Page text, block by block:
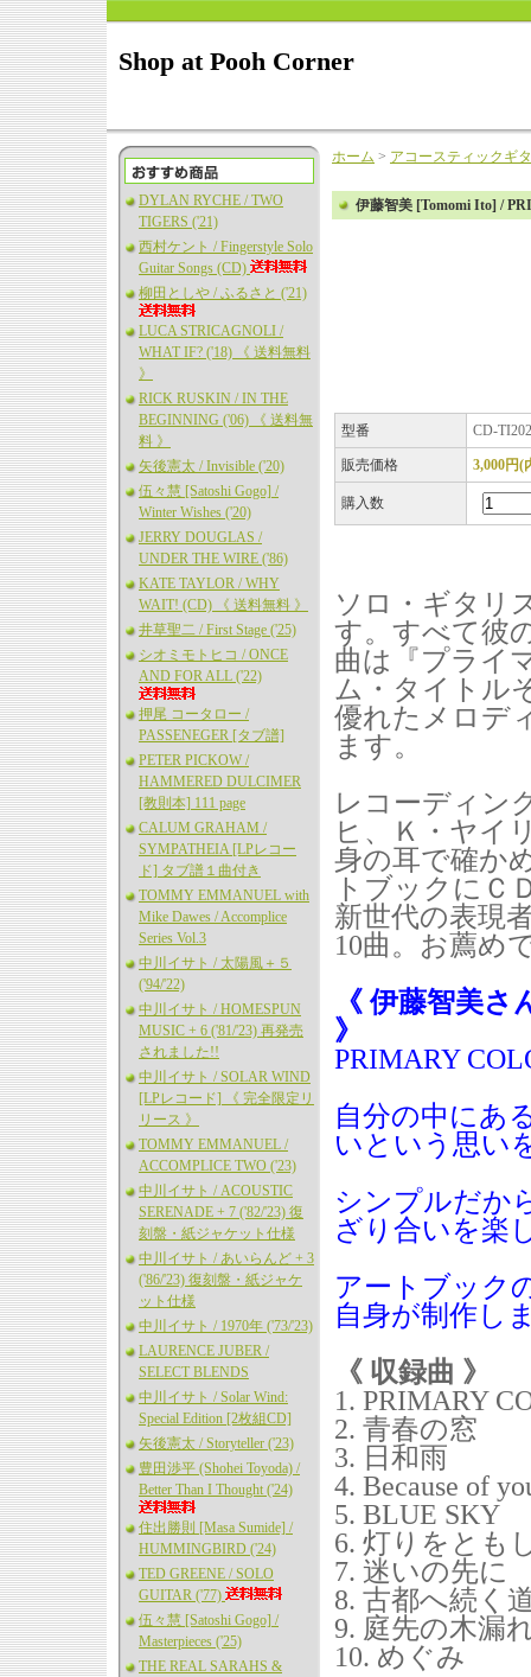
Shop at Pooh Corner
DYLAN RYCHE / TWO
TIGERS ('21)
西村ケント / Fingerstyle Solo
Guitar Songs (CD)
柳田としや / ふるさと ('21)
LUCA STRICAGNOLI /
WHAT IF? ('18) 《 送料無料
》
RICK RUSKIN / IN THE
BEGINNING ('06) 《 送料無
料 》
矢後憲太 / Invisible ('20)
伍々慧 [Satoshi Gogo] /
Winter Wishes ('20)
JERRY DOUGLAS /
UNDER THE WIRE ('86)
KATE TAYLOR / WHY
WAIT! (CD) 《 送料無料 》
井草聖二 / First Stage ('25)
シオミモトヒコ / ONCE
AND FOR ALL ('22)
押尾 コータロー /
PASSENEGER [タブ譜]
PETER PICKOW /
HAMMERED DULCIMER
[教則本] 111 page
CALUM GRAHAM /
SYMPATHEIA [LPレコー
ド] タブ譜１曲付き
TOMMY EMMANUEL with
Mike Dawes / Accomplice
Series Vol.3
中川イサト / 太陽風＋５
('94/'22)
中川イサト / HOMESPUN
MUSIC + 6 ('81/'23) 再発売
されました!!
中川イサト / SOLAR WIND
[LPレコード] 《 完全限定リ
リース 》
TOMMY EMMANUEL /
ACCOMPLICE TWO ('23)
中川イサト / ACOUSTIC
SERENADE + 7 ('82/'23) 復
刻盤・紙ジャケット仕様
中川イサト / あいらんど + 3
('86/'23) 復刻盤・紙ジャケ
ット仕様
中川イサト / 1970年 ('73/'23)
LAURENCE JUBER /
SELECT BLENDS
中川イサト / Solar Wind:
Special Edition [2枚組CD]
矢後憲太 / Storyteller ('23)
豊田渉平 (Shohei Toyoda) /
Better Than I Thought ('24)
住出勝則 [Masa Sumide] /
HUMMINGBIRD ('24)
TED GREENE / SOLO
GUITAR ('77)
伍々慧 [Satoshi Gogo] /
Masterpieces ('25)
THE REAL SARAHS &
ホーム > アコースティックギ
伊藤智美 [Tomomi Ito] /
型番 CD-
販売価格 3,000円(
購入数
ソロ・ギタリ
す。すべて彼
曲は『プライ
ム・タイトル
優れたメロデ
ます。
レコーディン
ヒ、Ｋ・ヤイ
身の耳で確か
トブックにＣ
新世代の表現
10曲。お薦め
《 伊藤智美
》
PRIMARY
自分の中にあ
いという思い
シンプルだか
ざり合いを楽
アートブック
自身が制作し
《 収録曲 》
1. PRIMARY
2. 青春の窓
3. 日和雨
4. Because of
5. BLUE SKY
6. 灯りをとも
7. 迷いの先に
8. 古都へ続く
9. 庭先の木漏
10. めぐみ